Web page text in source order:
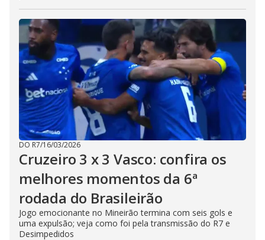
DO R7/16/03/2026
Cruzeiro 3 x 3 Vasco: confira os
melhores momentos da 6ª
rodada do Brasileirão
Jogo emocionante no Mineirão termina com seis gols e
uma expulsão; veja como foi pela transmissão do R7 e
Desimpedidos